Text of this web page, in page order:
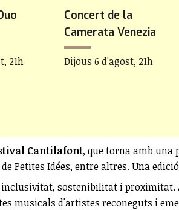
21h
Concert de la
Camerata Venezia
Dijous 6 d'agost, 21h
Cantilafont, que torna amb una
Petites Idées, entre altres. Una
sostenibilitat i proximitat.
musicals d'artistes reconeguts i